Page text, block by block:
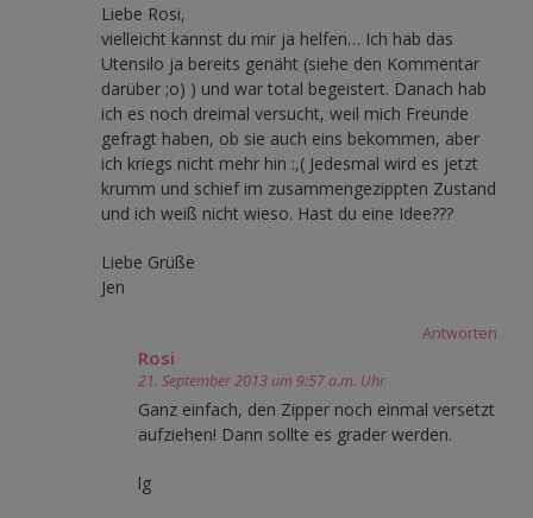
Liebe Rosi,
vielleicht kannst du mir ja helfen… Ich hab das
Utensilo ja bereits genäht (siehe den Kommentar
darüber ;o) ) und war total begeistert. Danach hab
ich es noch dreimal versucht, weil mich Freunde
gefragt haben, ob sie auch eins bekommen, aber
ich kriegs nicht mehr hin :,( Jedesmal wird es jetzt
krumm und schief im zusammengezippten Zustand
und ich weiß nicht wieso. Hast du eine Idee???
Liebe Grüße
Jen
Antworten
Rosi
21. September 2013 um 9:57 a.m. Uhr
Ganz einfach, den Zipper noch einmal versetzt
aufziehen! Dann sollte es grader werden.
lg